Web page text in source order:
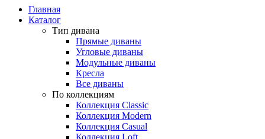
Главная
Каталог
Тип дивана
Прямые диваны
Угловые диваны
Модульные диваны
Кресла
Все диваны
По коллекциям
Коллекция Classic
Коллекция Modern
Коллекция Casual
Коллекция Loft